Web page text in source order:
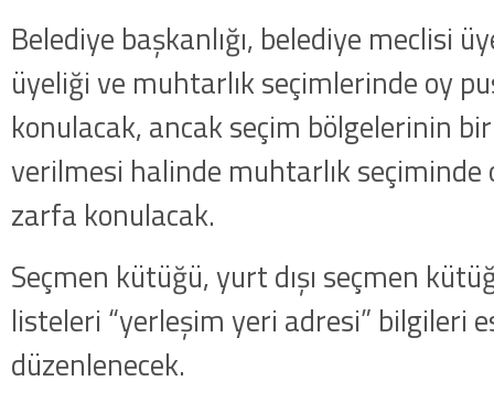
Belediye başkanlığı, belediye meclisi
üyeliği ve muhtarlık seçimlerinde oy
konulacak, ancak seçim bölgelerinin
verilmesi halinde muhtarlık seçiminde
zarfa konulacak.
Seçmen kütüğü, yurt dışı seçmen
listeleri “yerleşim yeri adresi” bilgileri
düzenlenecek.